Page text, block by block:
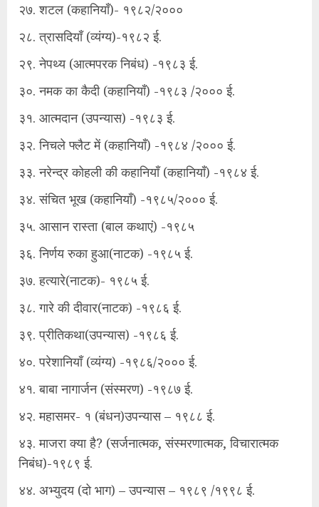
२७. शटल (कहानियाँ)- १९८२/२०००
२८. त्रासदियाँ (व्यंग्य)-१९८२ ई.
२९. नेपथ्य (आत्मपरक निबंध) -१९८३ ई.
३०. नमक का कैदी (कहानियाँ) -१९८३ /२००० ई.
३१. आत्मदान (उपन्यास) -१९८३ ई.
३२. निचले फ्लैट में (कहानियाँ) -१९८४ /२००० ई.
३३. नरेन्द्र कोहली की कहानियाँ (कहानियाँ) -१९८४ ई.
३४. संचित भूख (कहानियाँ) -१९८५/२००० ई.
३५. आसान रास्ता (बाल कथाएं) -१९८५
३६. निर्णय रुका हुआ(नाटक) -१९८५ ई.
३७. हत्यारे(नाटक)- १९८५ ई.
३८. गारे की दीवार(नाटक) -१९८६ ई.
३९. प्रीतिकथा(उपन्यास) -१९८६ ई.
४०. परेशानियाँ (व्यंग्य) -१९८६/२००० ई.
४१. बाबा नागार्जन (संस्मरण) -१९८७ ई.
४२. महासमर- १ (बंधन)उपन्यास – १९८८ ई.
४३. माजरा क्या है? (सर्जनात्मक, संस्मरणात्मक, विचारात्मक
निबंध)-१९८९ ई.
४४. अभ्युदय (दो भाग) – उपन्यास – १९८९ /१९९८ ई.